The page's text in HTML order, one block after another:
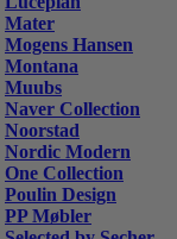
Mater
Mogens Hansen
Montana
Muubs
Naver Collection
Noorstad
Nordic Modern
One Collection
Poulin Design
PP Møbler